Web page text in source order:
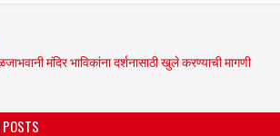
मंदिर भाविकांना दर्शनासाठी खुले करण्याची मागणी
POSTS